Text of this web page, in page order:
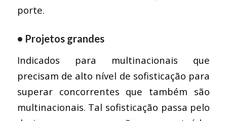
porte.
• Projetos grandes
Indicados para multinacionais que
precisam de alto nível de sofisticação para
superar concorrentes que também são
multinacionais. Tal sofisticação passa pelo